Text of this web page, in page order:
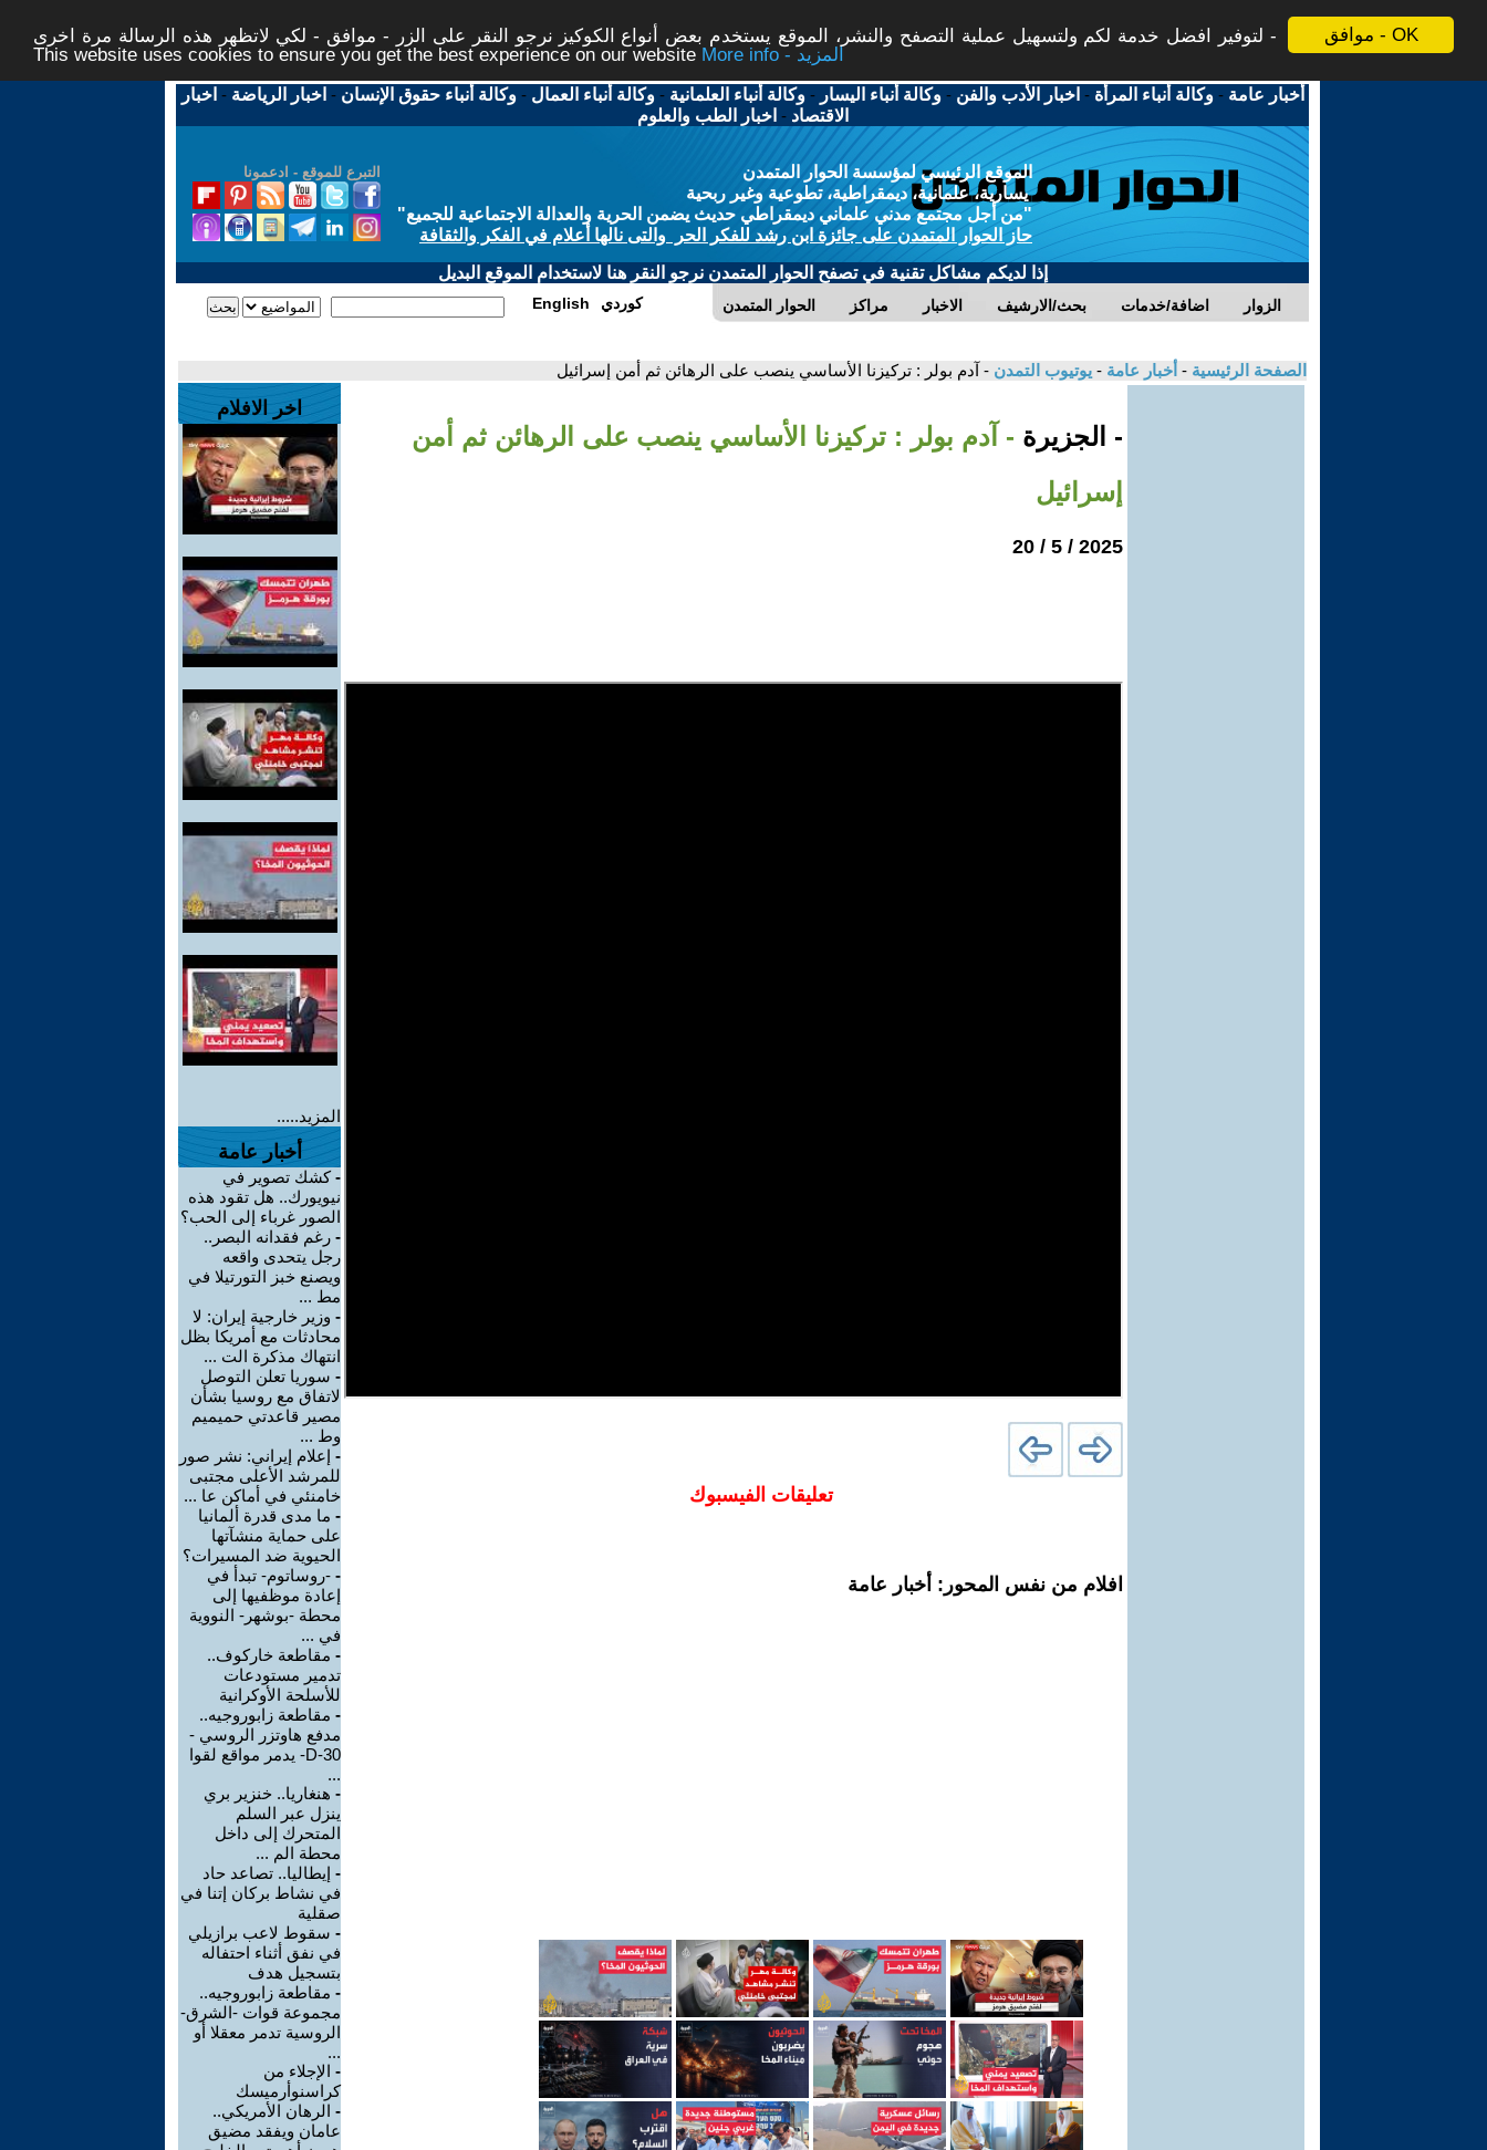
موافق - OK
لتوفير افضل خدمة لكم ولتسهيل عملية التصفح والنشر، الموقع يستخدم بعض أنواع الكوكيز نرجو النقر على الزر - موافق - لكي لاتظهر هذه الرسالة مرة اخرى -
This website uses cookies to ensure you get the best experience on our website
More info - المزيد
أخبار عامة -وكالة أنباء المرأة - اخبار الأدب والفن -وكالة أنباء اليسار -وكالة أنباء العلمانية -وكالة أنباء العمال -وكالة أنباء حقوق الإنسان - اخبار الرياضة - اخبار
الاقتصاد - اخبار الطب والعلوم
التبرع للموقع - ادعمونا
الموقع الرئيسي لمؤسسة الحوار المتمدن
يسارية، علمانية، ديمقراطية، تطوعية وغير ربحية
"من أجل مجتمع مدني علماني ديمقراطي حديث يضمن الحرية والعدالة الاجتماعية للجميع"
حاز الحوار المتمدن على جائزة ابن رشد للفكر الحر والتى نالها أعلام في الفكر والثقافة
إذا لديكم مشاكل تقنية في تصفح الحوار المتمدن نرجو النقر هنا لاستخدام الموقع البديل
الحوار المتمدن مراكز الاخبار بحث/الارشيف اضافة/خدمات الزوار English كوردي
الصفحة الرئيسية - أخبار عامة - يوتيوب التمدن - آدم بولر : تركيزنا الأساسي ينصب على الرهائن ثم أمن إسرائيل
- الجزيرة - آدم بولر : تركيزنا الأساسي ينصب على الرهائن ثم أمن
إسرائيل
2025 / 5 / 20
تعليقات الفيسبوك
افلام من نفس المحور: أخبار عامة
اخر الافلام
المزيد.....
أخبار عامة
-كشك تصوير في
نيويورك.. هل تقود هذه
الصور غرباء إلى الحب؟
- رغم فقدانه البصر..
رجل يتحدى واقعه
ويصنع خبز التورتيلا في
مط ...
- وزير خارجية إيران: لا
محادثات مع أمريكا بظل
انتهاك مذكرة الت ...
- سوريا تعلن التوصل
لاتفاق مع روسيا بشأن
مصير قاعدتي حميميم
وط ...
- إعلام إيراني: نشر صور
للمرشد الأعلى مجتبى
خامنئي في أماكن عا ...
- ما مدى قدرة ألمانيا
على حماية منشآتها
الحيوية ضد المسيرات؟
- -روساتوم- تبدأ في
إعادة موظفيها إلى
محطة -بوشهر- النووية
في ...
- مقاطعة خاركوف..
تدمير مستودعات
للأسلحة الأوكرانية
- مقاطعة زابوروجيه..
مدفع هاوتزر الروسي -
D-30- يدمر مواقع لقوا
...
- هنغاريا.. خنزير بري
ينزل عبر السلم
المتحرك إلى داخل
محطة الم ...
- إيطاليا.. تصاعد حاد
في نشاط بركان إتنا في
صقلية
- سقوط لاعب برازيلي
في نفق أثناء احتفاله
بتسجيل هدف
- مقاطعة زابوروجيه..
مجموعة قوات -الشرق-
الروسية تدمر معقلا أو
...
- الإجلاء من
كراسنوأرميسك
- الرهان الأمريكي..
عامان ويفقد مضيق